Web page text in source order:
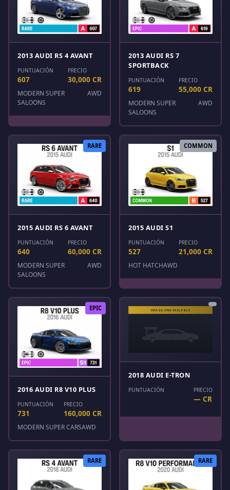
2013 AUDI RS 4 AVANT
PUNTUACIÓN
607
PRECIO
30,000 CR
MODERN SUPER
SALOONS
AWD
2013 AUDI RS 7
SPORTBACK
PUNTUACIÓN
619
PRECIO
55,000 CR
MODERN SUPER
SALOONS
AWD
RARE
2015 AUDI RS 6 AVANT
PUNTUACIÓN
640
PRECIO
60,000 CR
MODERN SUPER
SALOONS
AWD
COMMON
2015 AUDI S1
PUNTUACIÓN
527
PRECIO
21,000 CR
HOT HATCHAWD
EPIC
2016 AUDI R8 V10 PLUS
PUNTUACIÓN
731
PRECIO
160,000 CR
MODERN SUPER CARSAWD
2018 AUDI E-TRON
PUNTUACIÓN PRECIO
— CR
RARE RARE